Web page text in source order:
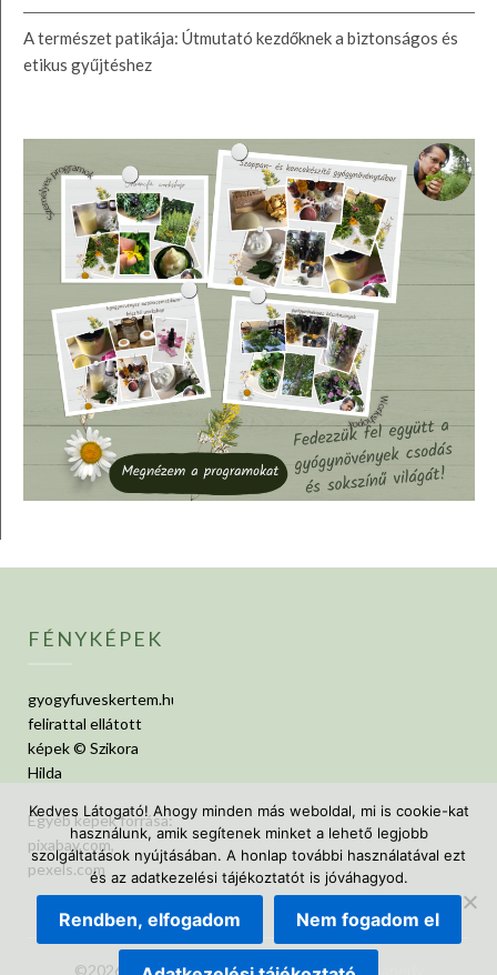
A természet patikája: Útmutató kezdőknek a biztonságos és
etikus gyűjtéshez
FÉNYKÉPEK
gyogyfuveskertem.hu
felirattal ellátott
képek © Szikora
Hilda
Egyéb képek forrása:
pixabay.com,
pexels.com
©2026 GyógyfüvesKertem| Design:Newspaperly
Kedves Látogató! Ahogy minden más weboldal, mi is cookie-kat
használunk, amik segítenek minket a lehető legjobb
szolgáltatások nyújtásában. A honlap további használatával ezt
és az adatkezelési tájékoztatót is jóváhagyod.
Rendben, elfogadom Nem fogadom el